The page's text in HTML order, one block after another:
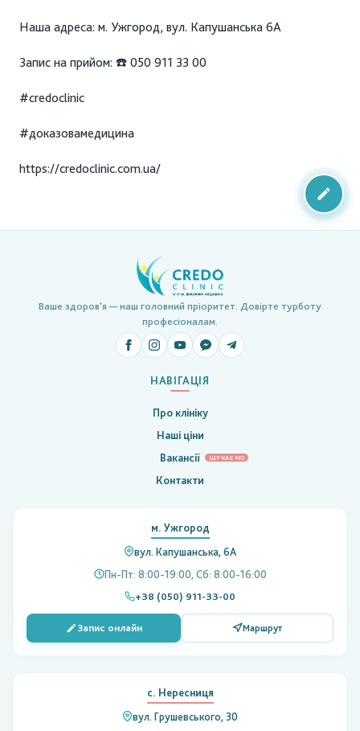
Наша адреса: м. Ужгород, вул. Капушанська 6А
Запис на прийом: ☎️ 050 911 33 00
#credoclinic
#доказовамедицина
https://credoclinic.com.ua/
Ваше здоров'я — наш головний пріоритет. Довірте турботу
професіоналам.
НАВІГАЦІЯ
Про клініку
Наші ціни
Вакансії
ШУКАЄМО
Контакти
м. Ужгород
вул. Капушанська, 6А
Пн-Пт: 8:00-19:00, Сб: 8:00-16:00
+38 (050) 911-33-00
Запис онлайн Маршрут
с. Нересниця
вул. Грушевського, 30